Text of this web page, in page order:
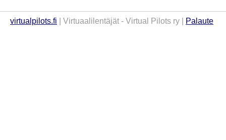
virtualpilots.fi | Virtuaalilentäjät - Virtual Pilots ry | Palaute